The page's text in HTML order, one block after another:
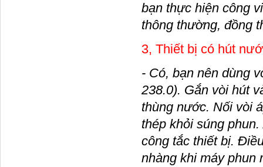
bạn thực hiện công
thông thường, đồng
3, Thiết bị có hút
- Có, bạn nên dùng
238.0). Gắn vòi hút
thùng nước. Nối vòi
thép khỏi súng
công tắc thiết bị.
nhàng khi máy phun